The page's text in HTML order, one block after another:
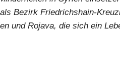
Bezirk Friedrichshain-
und Rojava, die sich ein